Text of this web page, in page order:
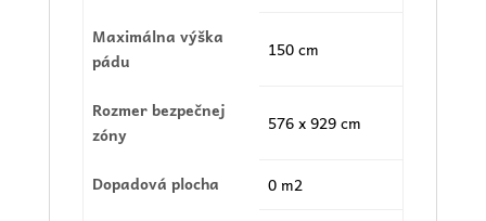
Maximálna výška
pádu
150 cm
Rozmer bezpečnej
zóny
576 x 929 cm
Dopadová plocha 0 m2